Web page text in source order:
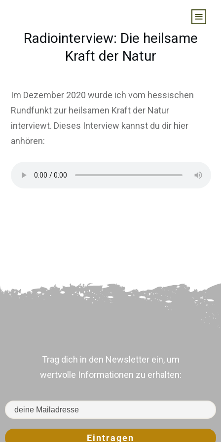
Radiointerview: Die heilsame
Kraft der Natur
Im Dezember 2020 wurde ich vom hessischen
Rundfunkt zur heilsamen Kraft der Natur
interviewt. Dieses Interview kannst du dir hier
anhören:
Trag dich in den Newsletter ein, um
wertvolle Informationen zu erhalten:
Eintragen